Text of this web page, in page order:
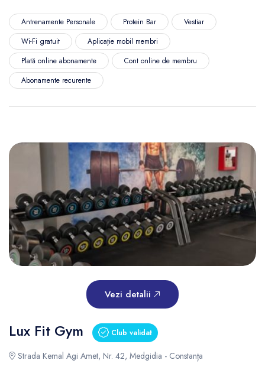
Antrenamente Personale Protein Bar
Vestiar
Wi-Fi gratuit
Aplicație mobil membri
Plată online abonamente
Cont online de membru
Abonamente recurente
Vezi detalii
Lux Fit Gym Club validat
Strada Kemal Agi Amet, Nr. 42, Medgidia - Constanța